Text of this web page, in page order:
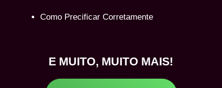
Como Precificar Corretamente
E MUITO, MUITO MAIS!